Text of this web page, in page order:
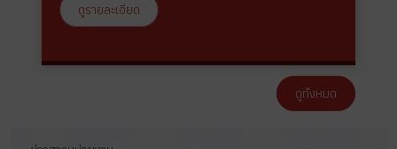
ดูรายละเอียด
ดูทั้งหมด